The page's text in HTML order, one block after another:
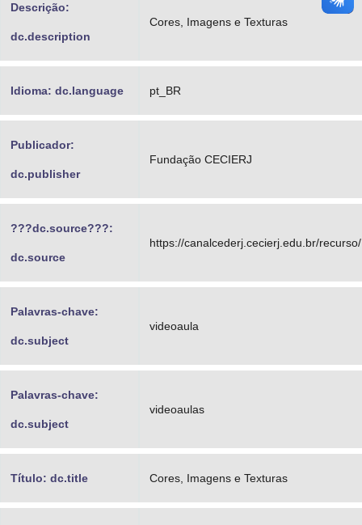
Descrição:
dc.description
Cores, Imagens e Texturas
Idioma: dc.language pt_BR
Publicador:
dc.publisher
Fundação CECIERJ
???dc.source???:
dc.source
https://canalcederj.cecierj.edu.br/
Palavras-chave:
dc.subject
videoaula
Palavras-chave:
dc.subject
videoaulas
Título: dc.title Cores, Imagens e Texturas